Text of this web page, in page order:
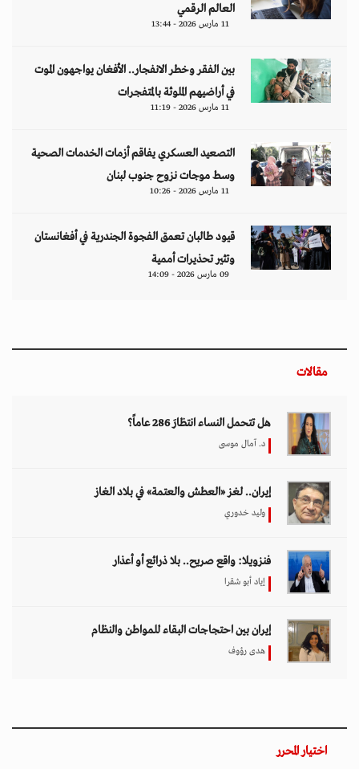
العالم الرقمي
11 مارس 2026 - 13:44
بين الفقر وخطر الانفجار.. الأفغان يواجهون الموت
في أراضيهم الملوثة بالمتفجرات
11 مارس 2026 - 11:19
التصعيد العسكري يفاقم أزمات الخدمات الصحية
وسط موجات نزوح جنوب لبنان
11 مارس 2026 - 10:26
قيود طالبان تعمق الفجوة الجندرية في أفغانستان
وتثير تحذيرات أممية
09 مارس 2026 - 14:09
مقالات
هل تتحمل النساء انتظارَ 286 عاماً؟
د. آمال موسى
إيران.. لغز «العطش والعتمة» في بلاد الغاز
وليد خدوري
فنزويلا: واقع صريح.. بلا ذرائع أو أعذار
إياد أبو شقرا
إيران بين احتجاجات البقاء للمواطن والنظام
هدى رؤوف
اختيار المحرر